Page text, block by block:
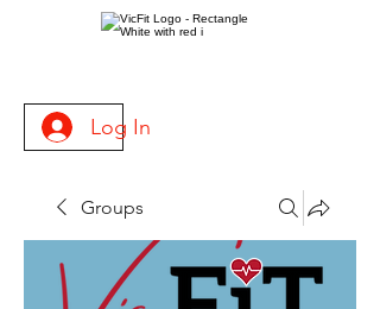
Log In
Groups